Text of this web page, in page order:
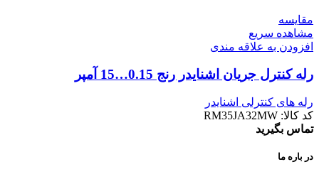
مقایسه
مشاهده سریع
افزودن به علاقه مندی
رله کنترل جريان اشنایدر رنج 0.15…15 آمپر
رله های کنترلی اشنایدر
کد کالا: RM35JA32MW
تماس بگیرید
در باره ما